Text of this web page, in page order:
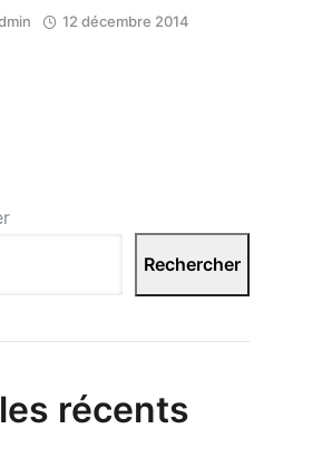
12 décembre 2014
Rechercher
récents